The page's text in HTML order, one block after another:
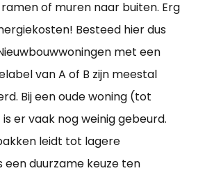
of muren naar buiten. Erg
Besteed hier dus
met een
van A of B zijn meestal
Bij een oude woning (tot
is er vaak nog weinig gebeurd.
leidt tot lagere
een duurzame keuze ten